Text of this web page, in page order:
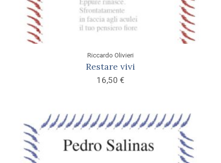
Riccardo Olivieri
Restare vivi
16,50 €